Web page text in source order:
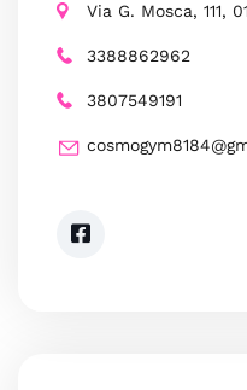
Via G. Mosca, 111,
3388862962
3807549191